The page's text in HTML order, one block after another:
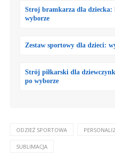
Stroj bramkarza dla
wyborze
Zestaw sportowy dla dzieci:
Strój piłkarski dla
po wyborze
ODZIEŻ SPORTOWA
SUBLIMACJA